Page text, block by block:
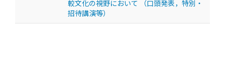
較文化の視野において
（口頭発表，特別・
招待講演等）